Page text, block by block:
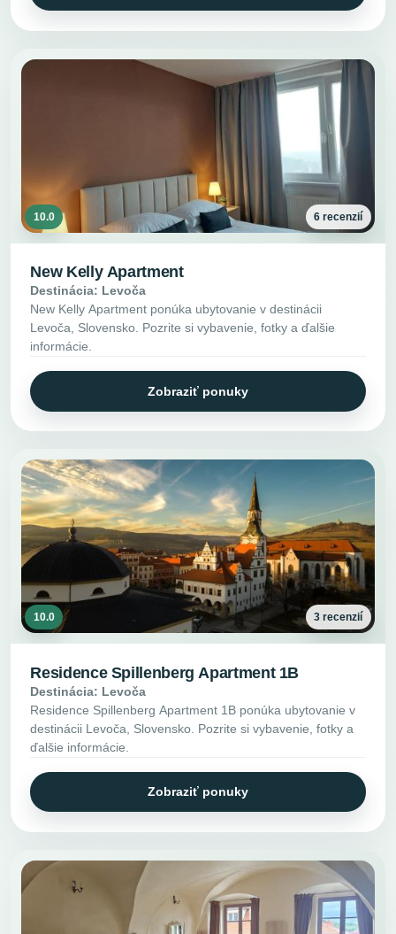
10.0 6 recenzií
New Kelly Apartment
Destinácia: Levoča
New Kelly Apartment ponúka ubytovanie v destinácii
Levoča, Slovensko. Pozrite si vybavenie, fotky a ďalšie
informácie.
Zobraziť ponuky
10.0 3 recenzií
Residence Spillenberg Apartment 1B
Destinácia: Levoča
Residence Spillenberg Apartment 1B ponúka ubytovanie v
destinácii Levoča, Slovensko. Pozrite si vybavenie, fotky a
ďalšie informácie.
Zobraziť ponuky